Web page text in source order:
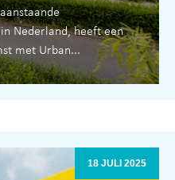
Nederland, heeft een
met Urban...
18 JULI 2025